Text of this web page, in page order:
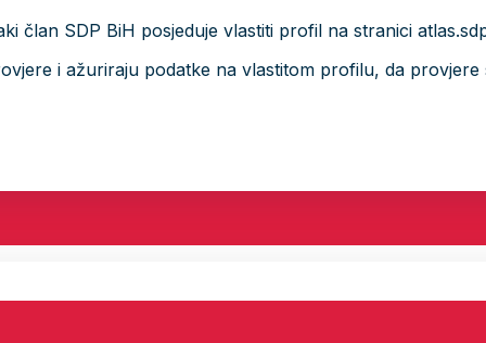
član SDP BiH posjeduje vlastiti profil na stranici
i ažuriraju podatke na vlastitom profilu, da